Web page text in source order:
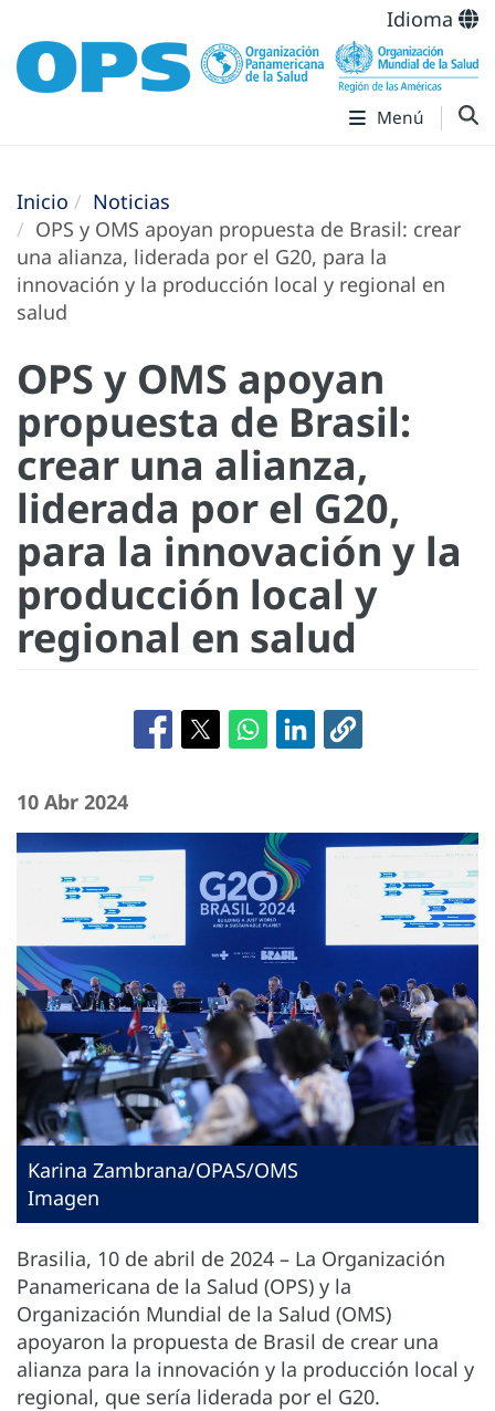
Idioma
Menú
Inicio
Noticias
OPS y OMS apoyan propuesta de Brasil: crear
una alianza, liderada por el G20, para la
innovación y la producción local y regional en
salud
OPS y OMS apoyan
propuesta de Brasil:
crear una alianza,
liderada por el G20,
para la innovación y la
producción local y
regional en salud
10 Abr 2024
Karina Zambrana/OPAS/OMS
Imagen
Brasilia, 10 de abril de 2024 – La Organización
Panamericana de la Salud (OPS) y la
Organización Mundial de la Salud (OMS)
apoyaron la propuesta de Brasil de crear una
alianza para la innovación y la producción local y
regional, que sería liderada por el G20.